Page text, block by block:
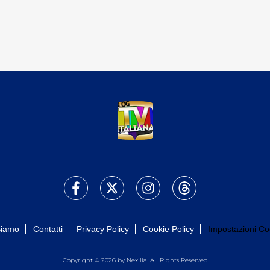
Contatti Privacy Policy Cookie Policy Impostazioni
Copyright © 2026 by Nexilia. All Rights Reserved